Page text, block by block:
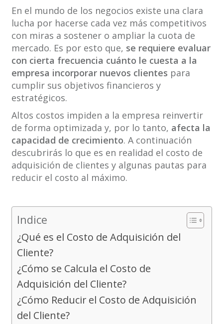
En el mundo de los negocios existe una clara
lucha por hacerse cada vez más competitivos
con miras a sostener o ampliar la cuota de
mercado. Es por esto que, se requiere evaluar
con cierta frecuencia cuánto le cuesta a la
empresa incorporar nuevos clientes para
cumplir sus objetivos financieros y
estratégicos.
Altos costos impiden a la empresa reinvertir
de forma optimizada y, por lo tanto, afecta la
capacidad de crecimiento. A continuación
descubrirás lo que es en realidad el costo de
adquisición de clientes y algunas pautas para
reducir el costo al máximo.
Indice
¿Qué es el Costo de Adquisición del
Cliente?
¿Cómo se Calcula el Costo de
Adquisición del Cliente?
¿Cómo Reducir el Costo de Adquisición
del Cliente?